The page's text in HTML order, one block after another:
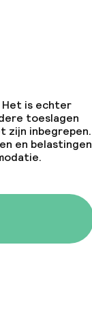
Het is echter
toeslagen
zijn inbegrepen.
en belastingen